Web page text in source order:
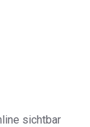
sichtbar